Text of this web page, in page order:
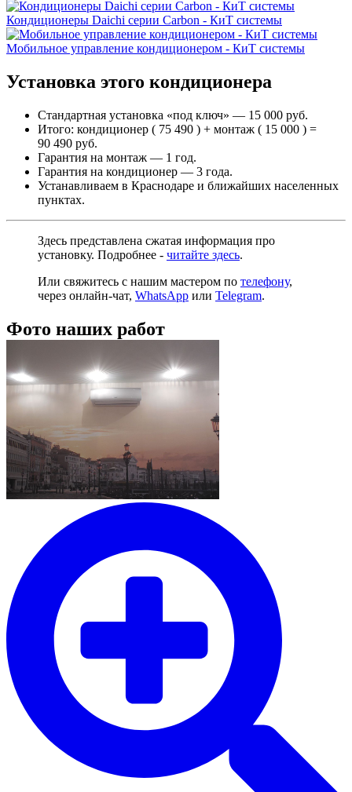
Кондиционеры Daichi серии Carbon - КиТ системы
Мобильное управление кондиционером - КиТ системы
Установка этого кондиционера
Стандартная установка «под ключ» — 15 000 руб.
Итого: кондиционер ( 75 490 ) + монтаж ( 15 000 ) =
90 490 руб.
Гарантия на монтаж — 1 год.
Гарантия на кондиционер — 3 года.
Устанавливаем в Краснодаре и ближайших населенных
пунктах.
Здесь представлена сжатая информация про
установку. Подробнее - читайте здесь.
Или свяжитесь с нашим мастером по телефону,
через онлайн-чат, WhatsApp или Telegram.
Фото наших работ